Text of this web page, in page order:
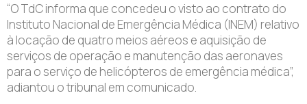
“O TdC informa que concedeu o visto ao contrato do
Instituto Nacional de Emergência Médica (INEM) relativo
à locação de quatro meios aéreos e aquisição de
serviços de operação e manutenção das aeronaves
para o serviço de helicópteros de emergência médica”,
adiantou o tribunal em comunicado.